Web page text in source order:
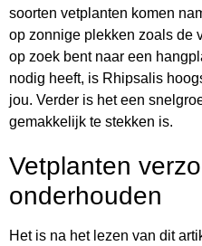
soorten vetplanten komen
op zonnige plekken zoals de
op zoek bent naar een
nodig heeft, is Rhipsalis
jou. Verder is het een
gemakkelijk te stekken is.
Vetplanten
onderhouden
Het is na het lezen van dit